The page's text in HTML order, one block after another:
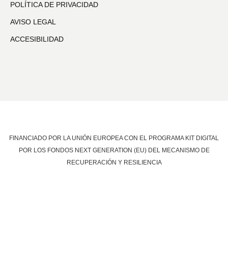
POLÍTICA DE PRIVACIDAD
AVISO LEGAL
ACCESIBILIDAD
FINANCIADO POR LA UNIÓN EUROPEA CON EL PROGRAMA KIT DIGITAL
POR LOS FONDOS NEXT GENERATION (EU) DEL MECANISMO DE
RECUPERACIÓN Y RESILIENCIA